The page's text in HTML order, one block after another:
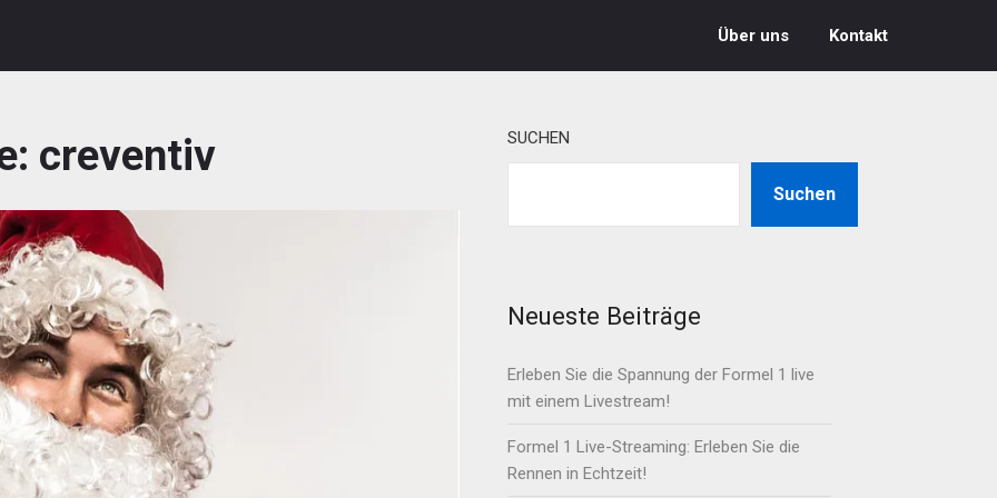
Über uns Kontakt
creventiv SUCHEN
Suchen
Neueste Beiträge
Erleben Sie die Spannung der Formel 1 live
mit einem Livestream!
Formel 1 Live-Streaming: Erleben Sie die
Rennen in Echtzeit!